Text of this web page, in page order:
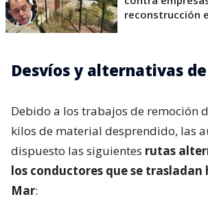
reconstrucción
Desvíos y alternativas
Debido a los trabajos de remoción
kilos de material desprendido, las
dispuesto las siguientes rutas
los conductores que se trasladan
Mar: